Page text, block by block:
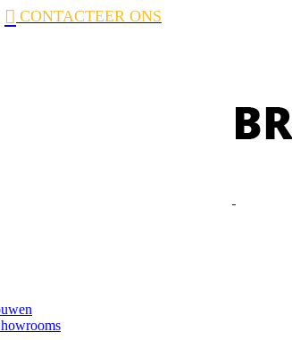
CONTACTEER ONS